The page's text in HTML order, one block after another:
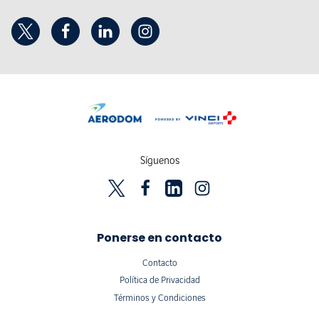
Síguenos
Ponerse en contacto
Contacto
Política de Privacidad
Términos y Condiciones